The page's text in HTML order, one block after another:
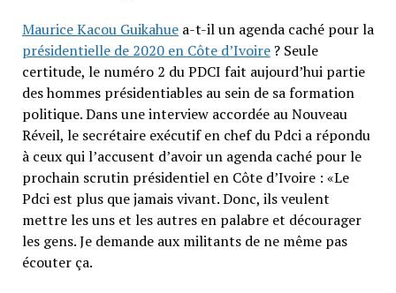
Maurice Kacou Guikahuea-t-il un agenda caché pour la
présidentielle de 2020 en Côte d’Ivoire? Seule
certitude, le numéro 2 du PDCI fait aujourd’hui partie
des hommes présidentiables au sein de sa formation
politique. Dans une interview accordée au Nouveau
Réveil, le secrétaire exécutif en chef du Pdci a répondu
à ceux qui l’accusent d’avoir un agenda caché pour le
prochain scrutin présidentiel en Côte d’Ivoire : «Le
Pdci est plus que jamais vivant. Donc, ils veulent
mettre les uns et les autres en palabre et décourager
les gens. Je demande aux militants de ne même pas
écouter ça.